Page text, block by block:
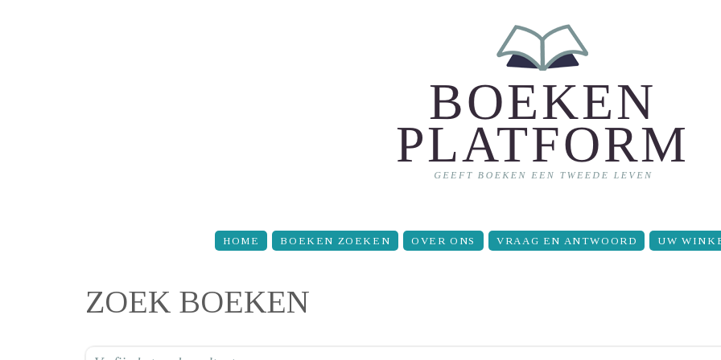
HOME BOEKEN ZOEKEN OVER ONS VRAAG EN ANTWOORD UW
ZOEK BOEKEN